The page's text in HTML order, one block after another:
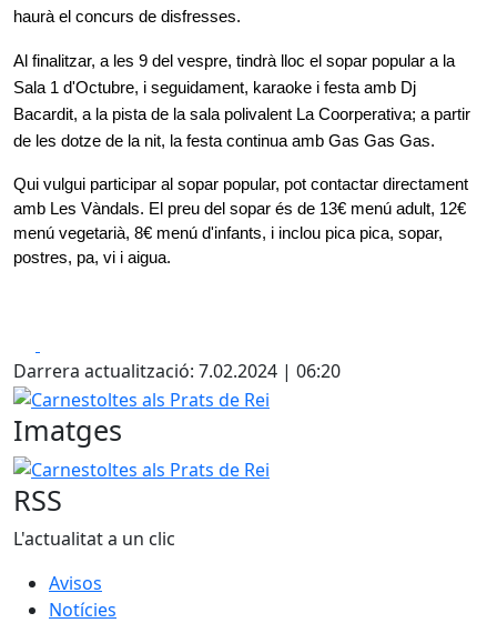
haurà el concurs de disfresses.
Al finalitzar, a les 9 del vespre, tindrà lloc el sopar popular a la
Sala 1 d'Octubre, i seguidament, karaoke i festa amb Dj
Bacardit, a la pista de la sala polivalent La Coorperativa; a partir
de les dotze de la nit, la festa continua amb Gas Gas Gas.
Qui vulgui participar al sopar popular, pot contactar directament
amb Les Vàndals. El preu del sopar és de 13€ menú adult, 12€
menú vegetarià, 8€ menú d'infants, i inclou pica pica, sopar,
postres, pa, vi i aigua.
Darrera actualització: 7.02.2024 | 06:20
Carnestoltes als Prats de Rei
Imatges
Carnestoltes als Prats de Rei
RSS
L'actualitat a un clic
Avisos
Notícies